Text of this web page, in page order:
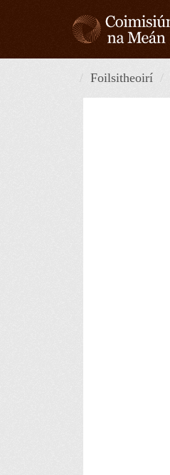
Foilsitheoirí